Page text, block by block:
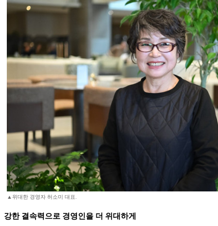
▲위대한 경영자 허소미 대표.
강한 결속력으로 경영인을 더 위대하게